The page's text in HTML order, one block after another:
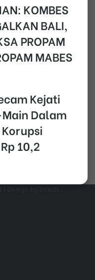
KOMBES
BALI,
PROPAM
MABES
Kejati
Dalam
10,2